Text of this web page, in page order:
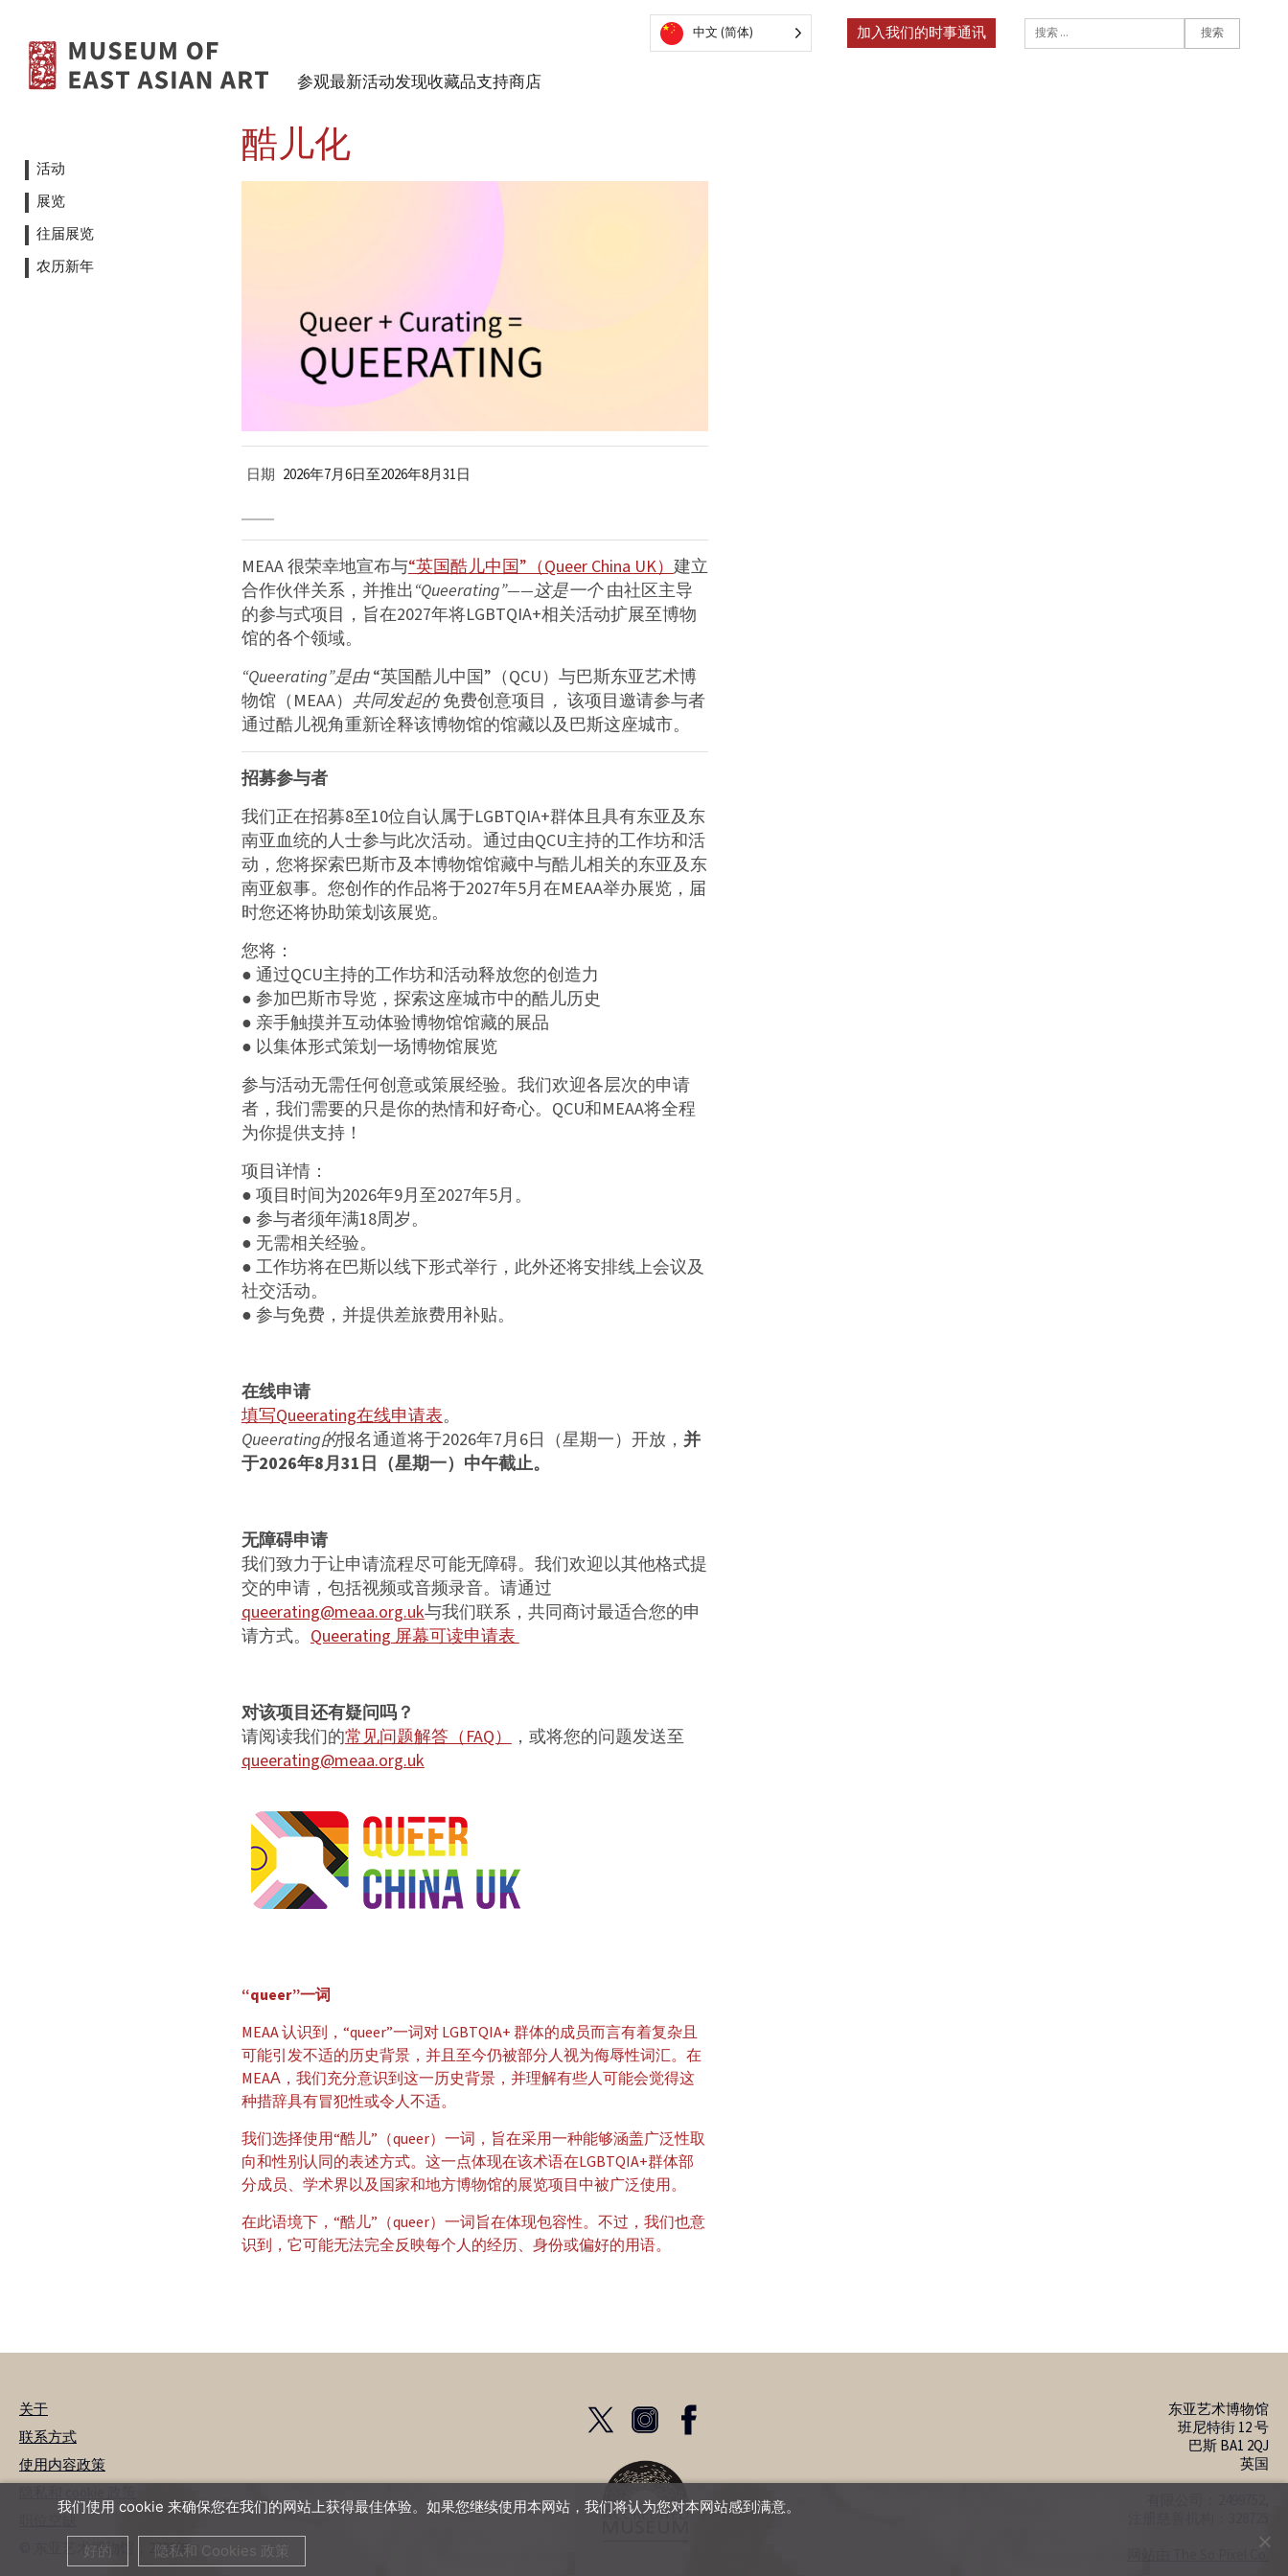
中文 (简体) 加入我们的时事通讯
参观最新活动发现收藏品支持商店
搜索
搜索
活动
展览
往届展览
农历新年
酷儿化
日期 2026年7月6日至2026年8月31日
MEAA 很荣幸地宣布与“英国酷儿中国”（Queer China UK） 建立
合作伙伴关系，并推出“Queerating”——这是一个由社区主导
的参与式项目，旨在2027年将LGBTQIA+相关活动扩展至博物
馆的各个领域。
“Queerating”是由“英国酷儿中国”（QCU）与巴斯东亚艺术博
物馆（MEAA） 共同发起的免费创意项目 ， 该项目邀请参与者
通过酷儿视角重新诠释该博物馆的馆藏以及巴斯这座城市。
招募参与者
我们正在招募8至10位自认属于LGBTQIA+群体且具有东亚及东
南亚血统的人士参与此次活动。通过由QCU主持的工作坊和活
动，您将探索巴斯市及本博物馆馆藏中与酷儿相关的东亚及东
南亚叙事。您创作的作品将于2027年5月在MEAA举办展览，届
时您还将协助策划该展览。
您将：
● 通过QCU主持的工作坊和活动释放您的创造力
● 参加巴斯市导览，探索这座城市中的酷儿历史
● 亲手触摸并互动体验博物馆馆藏的展品
● 以集体形式策划一场博物馆展览
参与活动无需任何创意或策展经验。我们欢迎各层次的申请
者，我们需要的只是你的热情和好奇心。QCU和MEAA将全程
为你提供支持！
项目详情：
● 项目时间为2026年9月至2027年5月。
● 参与者须年满18周岁。
● 无需相关经验。
● 工作坊将在巴斯以线下形式举行，此外还将安排线上会议及
社交活动。
● 参与免费，并提供差旅费用补贴。
在线申请
填写Queerating在线申请表。
Queerating的报名通道将于2026年7月6日（星期一）开放， 并
于2026年8月31日（星期一）中午截止。
无障碍申请
我们致力于让申请流程尽可能无障碍。我们欢迎以其他格式提
交的申请，包括视频或音频录音。请通过
queerating@meaa.org.uk与我们联系，共同商讨最适合您的申
请方式。 Queerating 屏幕可读申请表
对该项目还有疑问吗？
请阅读我们的常见问题解答（FAQ）
，或将您的问题发送至
queerating@meaa.org.uk
“queer”一词
MEAA 认识到，“queer”一词对 LGBTQIA+ 群体的成员而言有着复杂且
可能引发不适的历史背景，并且至今仍被部分人视为侮辱性词汇。在
MEAA，我们充分意识到这一历史背景，并理解有些人可能会觉得这
种措辞具有冒犯性或令人不适。
我们选择使用“酷儿”（queer）一词，旨在采用一种能够涵盖广泛性取
向和性别认同的表述方式。这一点体现在该术语在LGBTQIA+群体部
分成员、学术界以及国家和地方博物馆的展览项目中被广泛使用。
在此语境下，“酷儿”（queer）一词旨在体现包容性。不过，我们也意
识到，它可能无法完全反映每个人的经历、身份或偏好的用语。
关于
联系方式
使用内容政策
职位空缺
© 东亚艺术博物馆，2026年
东亚艺术博物馆
班尼特街 12 号
巴斯 BA1 2QJ
英国
我们使用 cookie 来确保您在我们的网站上获得最佳体验。如果您继续使用本网站，我们将认为您对本网站感到满意。
好的 隐私和 Cookies 政策